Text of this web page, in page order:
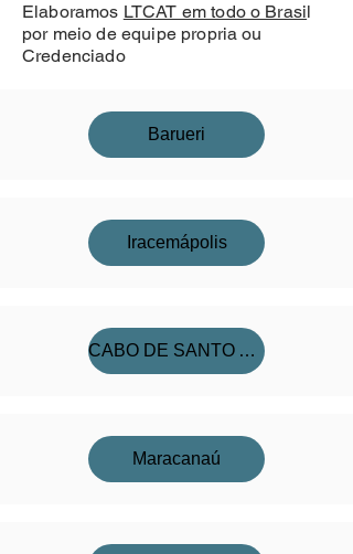
Elaboramos LTCAT em todo o Brasil
por meio de equipe propria ou
Credenciado
Barueri
Iracemápolis
CABO DE SANTO AGOSTINHO
Maracanaú